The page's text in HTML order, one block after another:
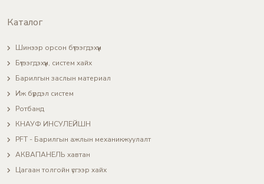
Каталог
Шинээр орсон бүтээгдэхүүн
Бүтээгдэхүүн, систем хайх
Барилгын заслын материал
Иж бүрдэл систем
Ротбанд
КНАУФ ИНСУЛЕЙШН
PFT - Барилгын ажлын механикжуулалт
АКВАПАНЕЛЬ хавтан
Цагаан толгойн үсгээр хайх